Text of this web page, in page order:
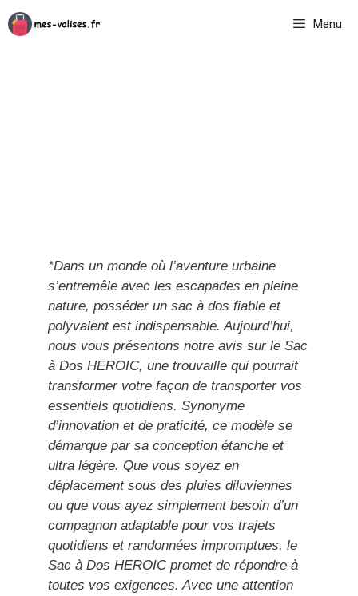
Aller
au
Menu
*Dans un monde où l’aventure urbaine
s’entremêle avec les escapades en pleine
nature, posséder un sac à dos fiable et
polyvalent est indispensable. Aujourd’hui,
nous vous présentons notre avis sur le Sac
à Dos HEROIC, une trouvaille qui pourrait
transformer votre façon de transporter vos
essentiels quotidiens. Synonyme
d’innovation et de praticité, ce modèle se
démarque par sa conception étanche et
ultra légère. Que vous soyez en
déplacement sous des pluies diluviennes
ou que vous ayez simplement besoin d’un
compagnon adaptable pour vos trajets
quotidiens et randonnées impromptues, le
Sac à Dos HEROIC promet de répondre à
toutes vos exigences. Avec une attention